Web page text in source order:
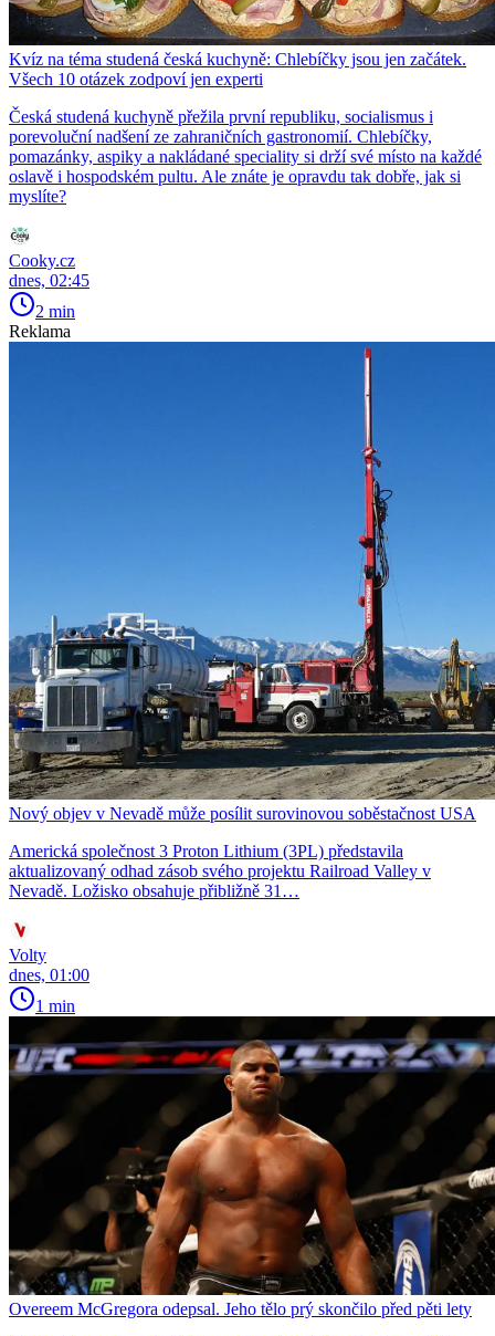
Kvíz na téma studená česká kuchyně: Chlebíčky jsou jen začátek.
Všech 10 otázek zodpoví jen experti
Česká studená kuchyně přežila první republiku, socialismus i
porevoluční nadšení ze zahraničních gastronomií. Chlebíčky,
pomazánky, aspiky a nakládané speciality si drží své místo na každé
oslavě i hospodském pultu. Ale znáte je opravdu tak dobře, jak si
myslíte?
Cooky.cz
dnes, 02:45
2 min
Reklama
Nový objev v Nevadě může posílit surovinovou soběstačnost USA
Americká společnost 3 Proton Lithium (3PL) představila
aktualizovaný odhad zásob svého projektu Railroad Valley v
Nevadě. Ložisko obsahuje přibližně 31…
Volty
dnes, 01:00
1 min
Overeem McGregora odepsal. Jeho tělo prý skončilo před pěti lety